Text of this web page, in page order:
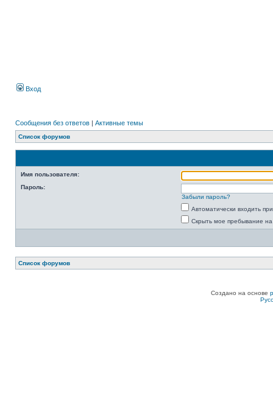
Вход
Сообщения без ответов | Активные темы
Список форумов
Имя пользователя:
Пароль:
Забыли пароль?
Автоматически входить
Скрыть мое пребывание
Список форумов
Создано на основе